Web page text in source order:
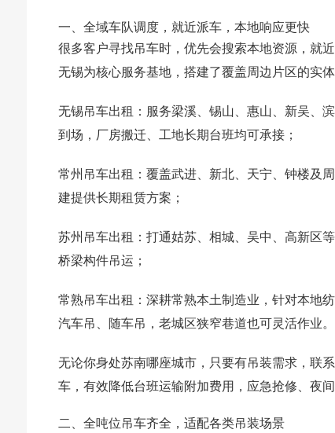
一、全域车队调度，就近派车，本地响应更快
很多客户寻找吊车时，优先会搜索本地资源，就
无锡为核心服务基地，搭建了覆盖周边片区的实体
无锡吊车出租 ：服务梁溪、锡山、惠山、新吴、
到场，厂房搬迁、工地长期台班均可承接；
常州吊车出租 ：覆盖武进、新北、天宁、钟楼及
建提供长期租赁方案；
苏州吊车出租 ：打通姑苏、相城、吴中、高新区
桥梁构件吊运；
常熟吊车出租 ：深耕常熟本土制造业，针对本地
汽车吊、随车吊，老城区狭窄巷道也可灵活作业。
无论你身处苏南哪座城市，只要有吊装需求，联
车，有效降低台班运输附加费用，应急抢修、夜
二、全吨位吊车齐全，适配各类吊装场景